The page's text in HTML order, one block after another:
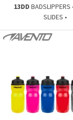
13DD BADSLIPPERS
SLIDES •